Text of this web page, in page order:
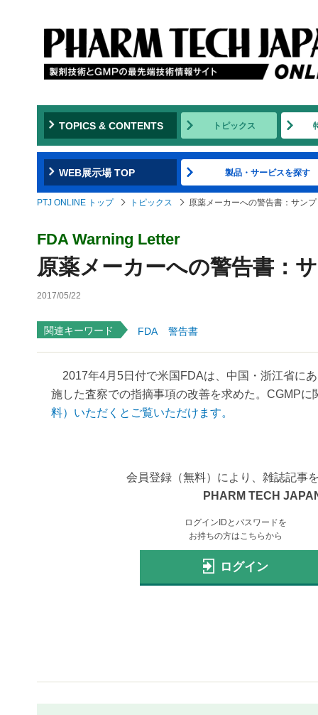
TOPICS & CONTENTS トピックス
WEB展示場 TOP 製品・サービスを探す
PTJ ONLINE トップ トピックス 原薬メーカーへの警告書：サン
FDA Warning Letter
原薬メーカーへの警告書：
2017/05/22
関連キーワード FDA 警告書
2017年4月5日付で米国FDAは、中国・浙江省に
施した査察での指摘事項の改善を求めた。CGMP
料）いただくとご覧いただけます。
会員登録（無料）により、雑誌記事
PHARM TECH
ログインIDとパスワードを
お持ちの方はこちらから
ログイン